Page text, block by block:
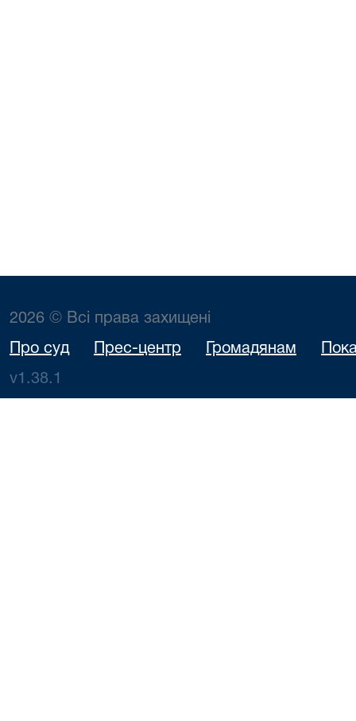
2026 © Всі права захищені
Про суд Прес-центр Громадянам
v1.38.1